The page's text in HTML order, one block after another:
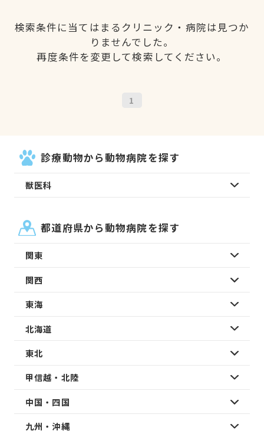
検索条件に当てはまるクリニック・病院は見つか
りませんでした。
再度条件を変更して検索してください。
1
診療動物から動物病院を探す
獣医科
都道府県から動物病院を探す
関東
関西
東海
北海道
東北
甲信越・北陸
中国・四国
九州・沖縄